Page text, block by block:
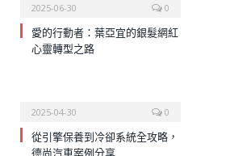
2025-06-30 0
愛的行動者：葉亞宜的銀髮網紅
心靈轉型之路
2025-04-30 0
從引擎保養到冷卻系統全攻略，
德尚汽車案例分享